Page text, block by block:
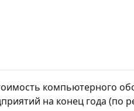
компьютерного
на конец года (по